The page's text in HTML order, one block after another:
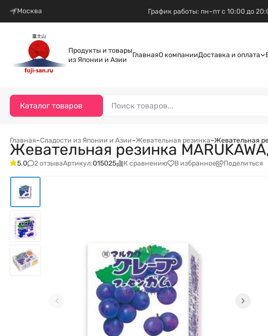
Москва График работы: пн–пт с 10:00 до
Продукты и товары
из Японии и Азии
ГлавнаяО компанииДоставка и оплата
Каталог товаров
Главная–Сладости из Японии и Азии–Жевательная резинка–Жевательная
Жевательная резинка
5.0 2 отзываАртикул:015025 К сравнению В избранное Поделиться